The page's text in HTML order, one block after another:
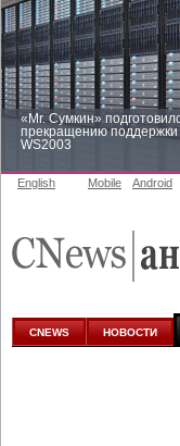
«Mr. Сумкин»
прекращению поддержки
WS2003
аналитике
English Mobile Android
CNEWS НОВОСТИ